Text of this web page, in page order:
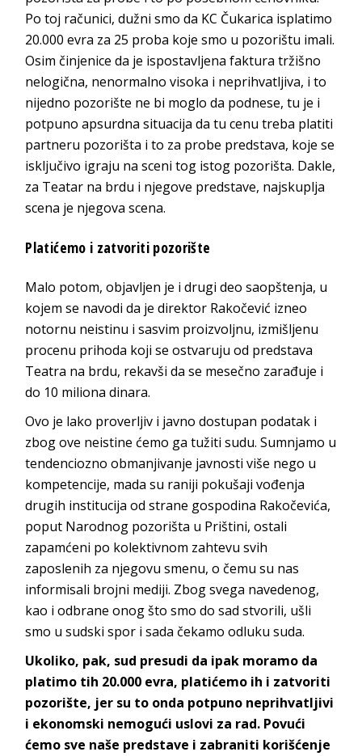
Po toj računici, dužni smo da KC Čukarica isplatimo
20.000 evra za 25 proba koje smo u pozorištu imali.
Osim činjenice da je ispostavljena faktura tržišno
nelogična, nenormalno visoka i neprihvatljiva, i to
nijedno pozorište ne bi moglo da podnese, tu je i
potpuno apsurdna situacija da tu cenu treba platiti
partneru pozorišta i to za probe predstava, koje se
isključivo igraju na sceni tog istog pozorišta. Dakle,
za Teatar na brdu i njegove predstave, najskuplja
scena je njegova scena.
Platićemo i zatvoriti pozorište
Malo potom, objavljen je i drugi deo saopštenja, u
kojem se navodi da je direktor Rakočević izneo
notornu neistinu i sasvim proizvoljnu, izmišljenu
procenu prihoda koji se ostvaruju od predstava
Teatra na brdu, rekavši da se mesečno zarađuje i
do 10 miliona dinara.
Ovo je lako proverljiv i javno dostupan podatak i
zbog ove neistine ćemo ga tužiti sudu. Sumnjamo u
tendenciozno obmanjivanje javnosti više nego u
kompetencije, mada su raniji pokušaji vođenja
drugih institucija od strane gospodina Rakočevića,
poput Narodnog pozorišta u Prištini, ostali
zapamćeni po kolektivnom zahtevu svih
zaposlenih za njegovu smenu, o čemu su nas
informisali brojni mediji. Zbog svega navedenog,
kao i odbrane onog što smo do sad stvorili, ušli
smo u sudski spor i sada čekamo odluku suda.
Ukoliko, pak, sud presudi da ipak moramo da
platimo tih 20.000 evra, platićemo ih i zatvoriti
pozorište, jer su to onda potpuno neprihvatljivi
i ekonomski nemogući uslovi za rad. Povući
ćemo sve naše predstave i zabraniti korišćenje